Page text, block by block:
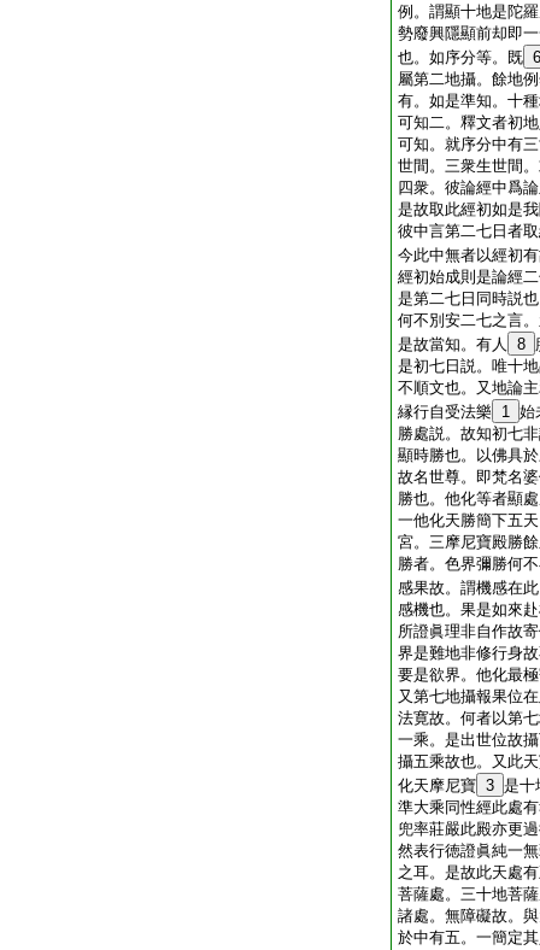
例。謂顯十地是陀
勢廢興隱顯前却即
也。如序分等。既 6
屬第二地攝。餘地
有。如是準知。十
可知二。釋文者初
可知。就序分中有
世間。三衆生世間
四衆。彼論經中爲
是故取此經初如是
彼中言第二七日者
今此中無者以經初
經初始成則是論經
是第二七日同時説
何不別安二七之言
是故當知。有人
8
是初七日説。唯十
不順文也。又地論
縁行自受法樂 1 始
勝處説。故知初七
顯時勝也。以佛具
故名世尊。即梵名
勝也。他化等者顯
一他化天勝簡下五
宮。三摩尼寶殿勝
勝者。色界彌勝何
感果故。謂機感在
感機也。果是如來
所證眞理非自作故
界是難地非修行身
要是欲界。他化最
又第七地攝報果位
法寛故。何者以第
一乘。是出世位故
攝五乘故也。又此
化天摩尼寶 3 是十
準大乘同性經此處
兜率莊嚴此殿亦更
然表行徳證眞純一
之耳。是故此天處
菩薩處。三十地菩
諸處。無障礙故。
於中有五。一簡定